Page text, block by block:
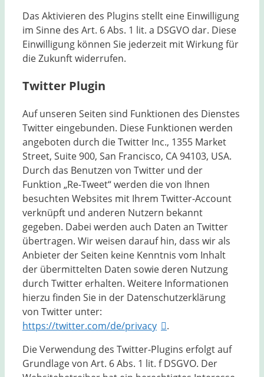
Das Aktivieren des Plugins stellt eine Einwilligung
im Sinne des Art. 6 Abs. 1 lit. a DSGVO dar. Diese
Einwilligung können Sie jederzeit mit Wirkung für
die Zukunft widerrufen.
Twitter Plugin
Auf unseren Seiten sind Funktionen des Dienstes
Twitter eingebunden. Diese Funktionen werden
angeboten durch die Twitter Inc., 1355 Market
Street, Suite 900, San Francisco, CA 94103, USA.
Durch das Benutzen von Twitter und der
Funktion „Re-Tweet“ werden die von Ihnen
besuchten Websites mit Ihrem Twitter-Account
verknüpft und anderen Nutzern bekannt
gegeben. Dabei werden auch Daten an Twitter
übertragen. Wir weisen darauf hin, dass wir als
Anbieter der Seiten keine Kenntnis vom Inhalt
der übermittelten Daten sowie deren Nutzung
durch Twitter erhalten. Weitere Informationen
hierzu finden Sie in der Datenschutzerklärung
von Twitter unter:
https://twitter.com/de/privacy
.
Die Verwendung des Twitter-Plugins erfolgt auf
Grundlage von Art. 6 Abs. 1 lit. f DSGVO. Der